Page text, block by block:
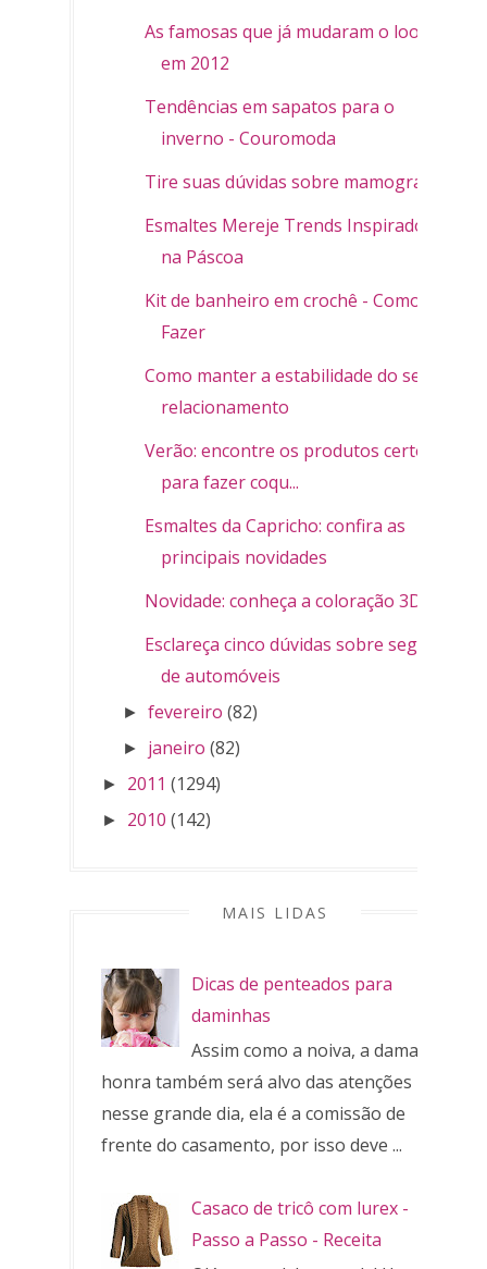
As famosas que já mudaram o look
em 2012
Tendências em sapatos para o
inverno - Couromoda
Tire suas dúvidas sobre mamografia
Esmaltes Mereje Trends Inspirados
na Páscoa
Kit de banheiro em crochê - Como
Fazer
Como manter a estabilidade do seu
relacionamento
Verão: encontre os produtos certos
para fazer coqu...
Esmaltes da Capricho: confira as
principais novidades
Novidade: conheça a coloração 3D
Esclareça cinco dúvidas sobre seguro
de automóveis
►fevereiro (82)
► janeiro (82)
► 2011 (1294)
► 2010 (142)
MAIS LIDAS
Dicas de penteados para
daminhas
Assim como a noiva, a dama de
honra também será alvo das atenções
nesse grande dia, ela é a comissão de
frente do casamento, por isso deve ...
Casaco de tricô com lurex -
Passo a Passo - Receita